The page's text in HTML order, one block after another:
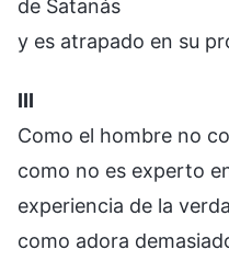
de Satanás
y es atrapado en su
III
Como el hombre no
como no es experto
experiencia de la
como adora